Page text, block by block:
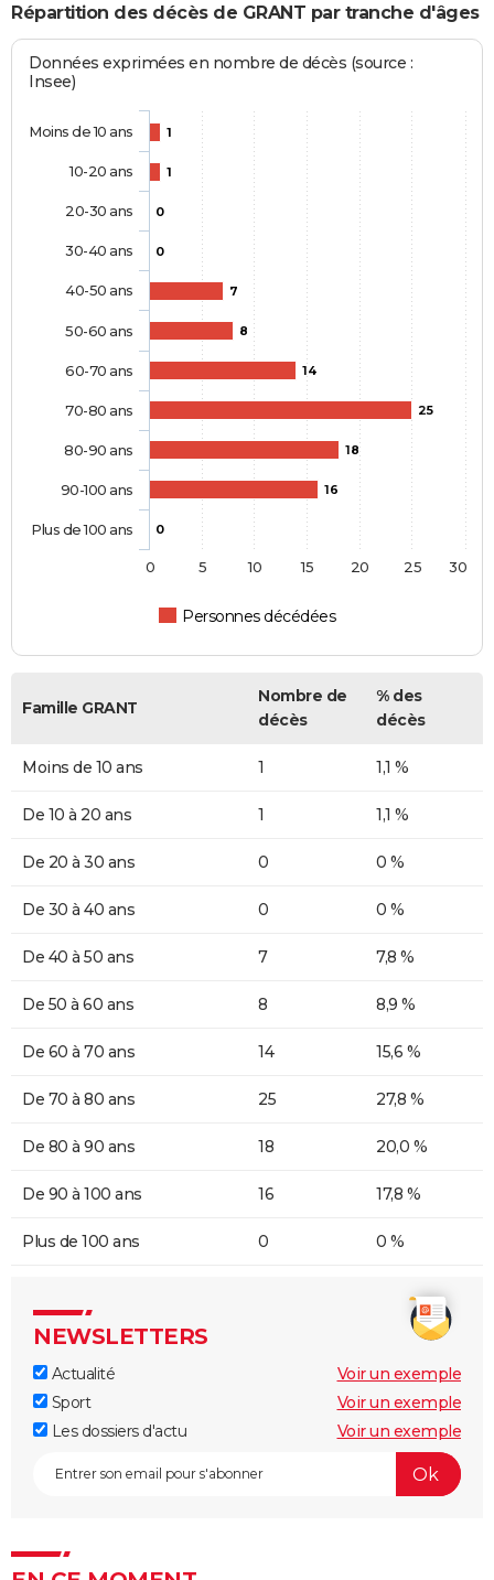
Répartition des décès de GRANT par tranche d'âges
Données exprimées en nombre de décès (source :
Insee)
1
1
0
0
7
8
14
25
18
16
0
Personnes décédées
Moins de 10 ans
10-20 ans
20-30 ans
30-40 ans
40-50 ans
50-60 ans
60-70 ans
70-80 ans
80-90 ans
90-100 ans
Plus de 100 ans
0 5 10 15 20 25 30
Famille GRANT
Nombre de
décès
% des
décès
Moins de 10 ans 1 1,1 %
De 10 à 20 ans 1 1,1 %
De 20 à 30 ans 0 0 %
De 30 à 40 ans 0 0 %
De 40 à 50 ans 7 7,8 %
De 50 à 60 ans 8 8,9 %
De 60 à 70 ans 14 15,6 %
De 70 à 80 ans 25 27,8 %
De 80 à 90 ans 18 20,0 %
De 90 à 100 ans 16 17,8 %
Plus de 100 ans 0 0 %
NEWSLETTERS
Actualité
Voir un exemple
Sport
Voir un exemple
Les dossiers d'actu
Voir un exemple